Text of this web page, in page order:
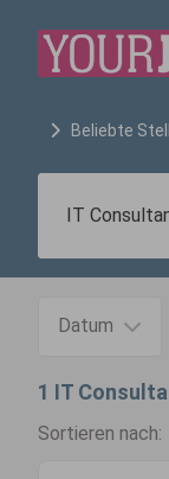
Beliebte
Datum
1 IT
Sortieren nach: